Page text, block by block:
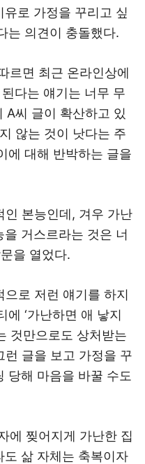
로 가정을 꾸리고 싶
는 의견이 충돌했다.
르면 최근 온라인상에
다는 얘기는 너무 무
A씨 글이 확산하고 있
않는 것이 낫다는 주
에 대해 반박하는 글을
인 본능인데, 겨우 가난
거스르라는 것은 너
을 열었다.
으로 저런 얘기를 하지
‘가난하면 애 낳지
것만으로도 상처받는
런 글을 보고 가정을 꾸
당해 마음을 바꿀 수도
에 찢어지게 가난한 집
삶 자체는 축복이자